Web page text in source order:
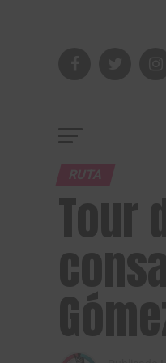
RUTA
Tour